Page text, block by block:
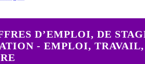
D’EMPLOI, DE
- EMPLOI, TRAVAIL,